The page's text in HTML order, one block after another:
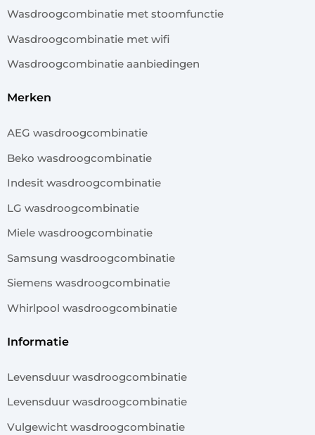
Wasdroogcombinatie met stoomfunctie
Wasdroogcombinatie met wifi
Wasdroogcombinatie aanbiedingen
merken
AEG wasdroogcombinatie
Beko wasdroogcombinatie
Indesit wasdroogcombinatie
LG wasdroogcombinatie
Miele wasdroogcombinatie
Samsung wasdroogcombinatie
Siemens wasdroogcombinatie
Whirlpool wasdroogcombinatie
informatie
Levensduur wasdroogcombinatie
Levensduur wasdroogcombinatie
Vulgewicht wasdroogcombinatie